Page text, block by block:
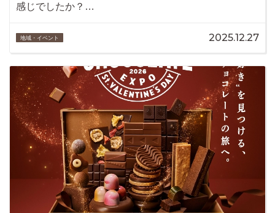
感じでしたか？…
地域・イベント 2025.12.27